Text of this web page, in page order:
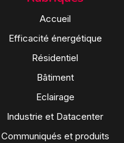
Accueil
Efficacité énergétique
Résidentiel
Bâtiment
Eclairage
Industrie et Datacenter
Communiqués et produits